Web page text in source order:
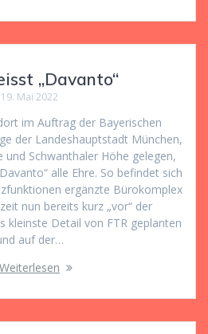
„Davanto“
19. Mai 2022
im Auftrag der Bayerischen
der Landeshauptstadt München,
und Schwanthaler Höhe gelegen,
alle Ehre. So befindet sich
ergänzte Bürokomplex
nun bereits kurz „vor“ der
kleinste Detail von FTR geplanten
auf der…
Weiterlesen